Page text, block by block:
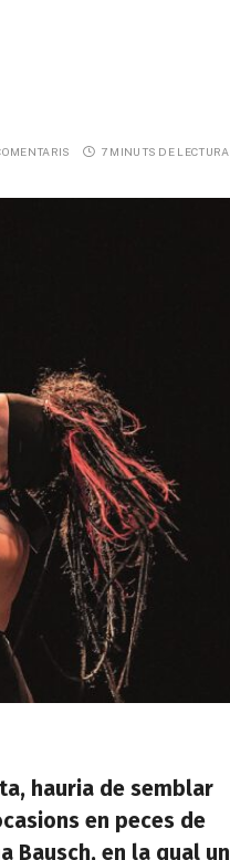
7 MINUTS DE LECTURA
hauria de semblar
en peces de
Bausch, en la qual un